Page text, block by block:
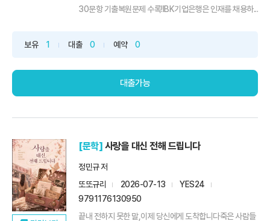
30문항 기출복원문제 수록!IBK기업은행은 인재를 채용하...
보유 1 대출 0 예약 0
대출가능
[문학] 사랑을 대신 전해 드립니다
정민규 저
또또규리
2026-07-13
YES24
9791176130950
끝내 전하지 못한 말,이제 당신에게 도착합니다죽은 사람들